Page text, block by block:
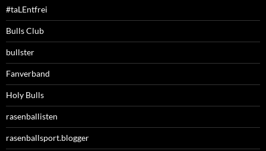
#taLEntfrei
Bulls Club
bullster
Fanverband
Holy Bulls
rasenballisten
rasenballsport.blogger